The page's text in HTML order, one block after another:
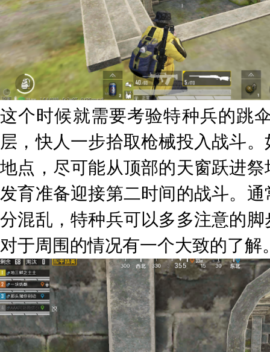
这个时候就需要考验特种兵的跳
层，快人一步拾取枪械投入战斗
地点，尽可能从顶部的天窗跃进
发育准备迎接第二时间的战斗。
分混乱，特种兵可以多多注意的
对于周围的情况有一个大致的了解